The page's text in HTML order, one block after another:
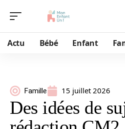
Actu Bébé Enfant
Famille 15 juillet 2026
Des idées de